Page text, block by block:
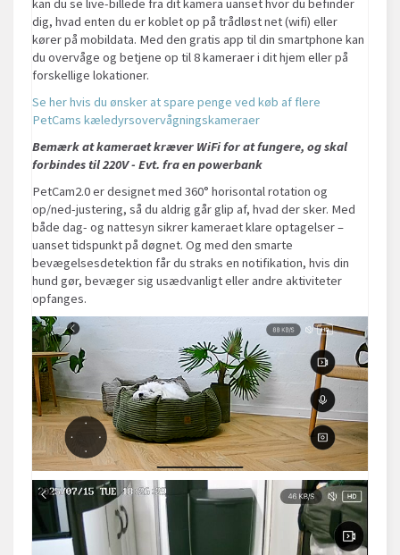
kan du se live-billede fra dit kamera uanset hvor du befinder
dig, hvad enten du er koblet op på trådløst net (wifi) eller
kører på mobildata. Med den gratis app til din smartphone kan
du overvåge og betjene op til 8 kameraer i dit hjem eller på
forskellige lokationer.
Se her hvis du ønsker at spare penge ved køb af flere
PetCams kæledyrsovervågningskameraer
Bemærk at kameraet kræver WiFi for at fungere, og skal
forbindes til 220V - Evt. fra en powerbank
PetCam2.0 er designet med 360° horisontal rotation og
op/ned-justering, så du aldrig går glip af, hvad der sker. Med
både dag- og nattesyn sikrer kameraet klare optagelser –
uanset tidspunkt på døgnet. Og med den smarte
bevægelsesdetektion får du straks en notifikation, hvis din
hund gør, bevæger sig usædvanligt eller andre aktiviteter
opfanges.